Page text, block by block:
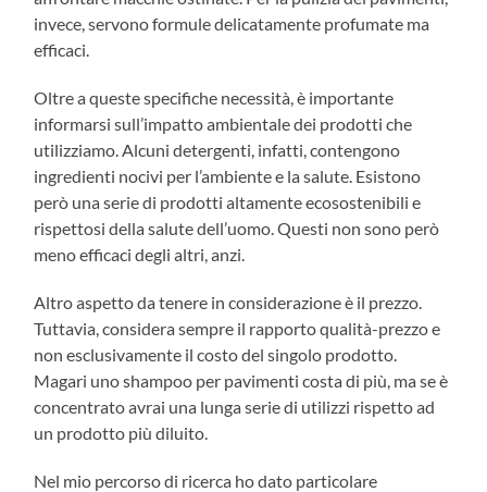
invece, servono formule delicatamente profumate ma
efficaci.
Oltre a queste specifiche necessità, è importante
informarsi sull’impatto ambientale dei prodotti che
utilizziamo. Alcuni detergenti, infatti, contengono
ingredienti nocivi per l’ambiente e la salute. Esistono
però una serie di prodotti altamente ecosostenibili e
rispettosi della salute dell’uomo. Questi non sono però
meno efficaci degli altri, anzi.
Altro aspetto da tenere in considerazione è il prezzo.
Tuttavia, considera sempre il rapporto qualità-prezzo e
non esclusivamente il costo del singolo prodotto.
Magari uno shampoo per pavimenti costa di più, ma se è
concentrato avrai una lunga serie di utilizzi rispetto ad
un prodotto più diluito.
Nel mio percorso di ricerca ho dato particolare